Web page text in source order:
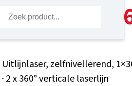
Leica Lino
Uitlijnlaser, zelfnivellerend,
· 2 x 360° verticale laserlijn